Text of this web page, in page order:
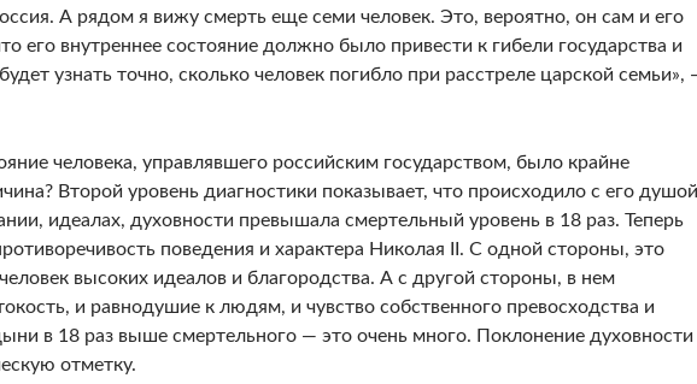
А рядом я вижу смерть еще семи человек. Это, вероятно, он сам и его
его внутреннее со­стояние должно было привести к гибели государ­ства и
узнать точно, сколько человек погибло при расстреле царской семьи»,
человека, управ­лявшего российским государством, было крайне
Второй уровень диа­гностики показывает, что происходило с его
идеалах, духов­ности превышала смертельный уровень в 18 раз. Теперь
по­ведения и характера Николая II. С одной сторо­ны, это
высоких идеалов и благородства. А с другой стороны, в нем
и равнодушие к людям, и чувство собственного превосходства и
в 18 раз выше смер­тельного — это очень много. Поклонение духовно­сти
отметку.